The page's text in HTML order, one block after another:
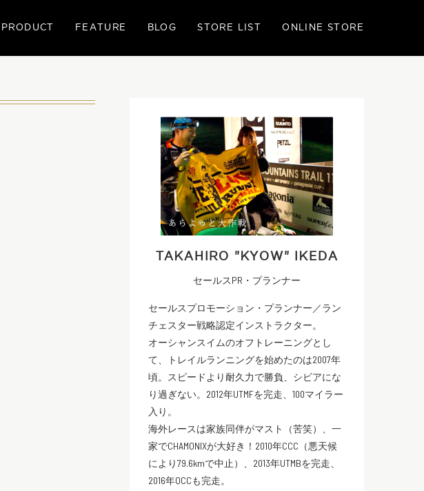
PRODUCT FEATURE BLOG STORE LIST ONLINE STORE
TAKAHIRO "KYOW" IKEDA
セールスPR・プランナー
セールスプロモーション・プランナー／ラン
チェスター戦略認定インストラクター。
オーシャンスイムのオフトレーニングとし
て、トレイルランニングを始めたのは2007年
頃。スピードより耐久力で勝負、シビアにな
り過ぎない。2012年UTMFを完走、100マイラー
入り。
海外レースは家族同伴がマスト（苦笑）、一
家でCHAMONIXが大好き！2010年CCC（悪天候
により79.6kmで中止）、2013年UTMBを完走、
2016年OCCも完走。